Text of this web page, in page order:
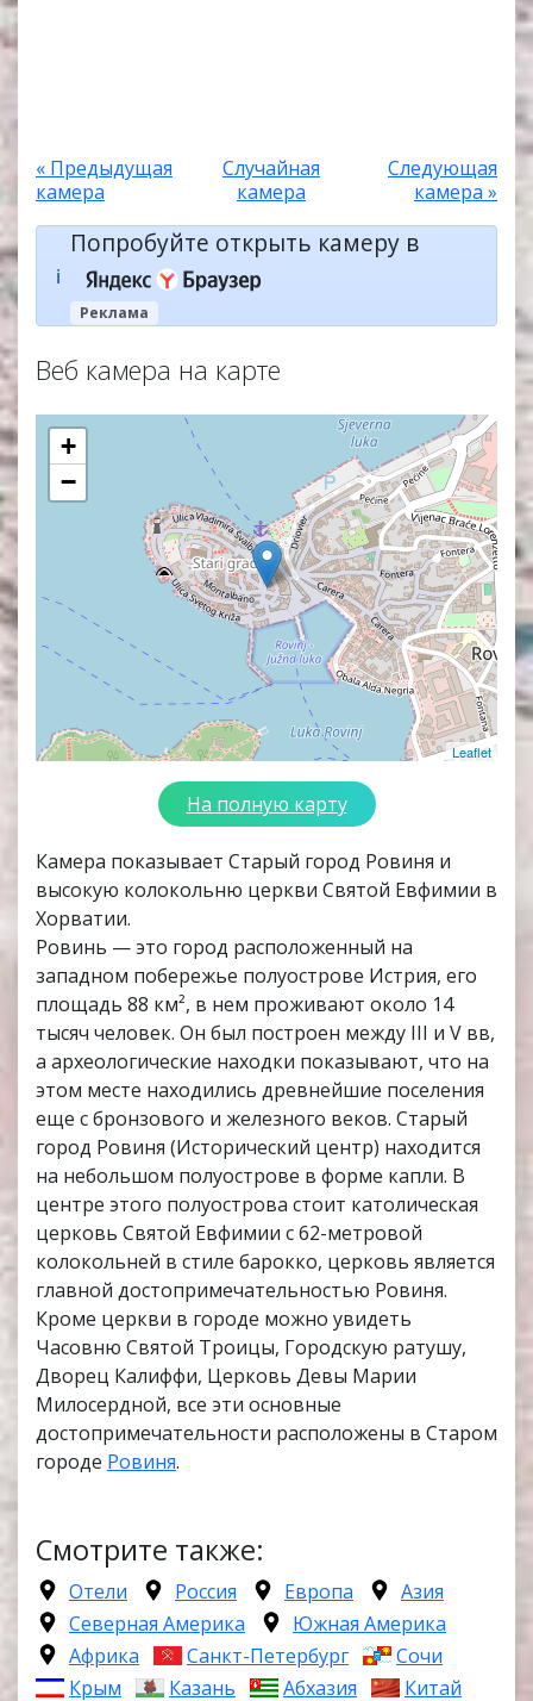
« Предыдущая
камера
Случайная
камера
Следующая
камера »
ℹ️
Попробуйте открыть камеру в
Реклама
Веб камера на карте
+
−
Leaflet
На полную карту
Камера показывает Старый город Ровиня и
высокую колокольню церкви Святой Евфимии в
Хорватии.
Ровинь — это город расположенный на
западном побережье полуострове Истрия, его
площадь 88 км², в нем проживают около 14
тысяч человек. Он был построен между III и V вв,
а археологические находки показывают, что на
этом месте находились древнейшие поселения
еще с бронзового и железного веков. Старый
город Ровиня (Исторический центр) находится
на небольшом полуострове в форме капли. В
центре этого полуострова стоит католическая
церковь Святой Евфимии с 62-метровой
колокольней в стиле барокко, церковь является
главной достопримечательностью Ровиня.
Кроме церкви в городе можно увидеть
Часовню Святой Троицы, Городскую ратушу,
Дворец Калиффи, Церковь Девы Марии
Милосердной, все эти основные
достопримечательности расположены в Старом
городе Ровиня.
Смотрите также:
Отели Россия Европа
Азия
Северная Америка
Южная Америка
Африка
Санкт-Петербург
Сочи
Крым
Казань Абхазия Китай